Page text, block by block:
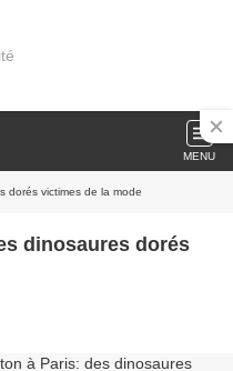
MENU
dorés victimes de la mode
dinosaures dorés